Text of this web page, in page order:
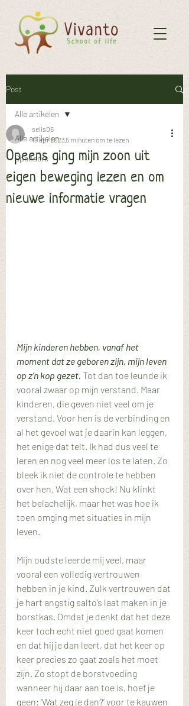
Post
Alle artikelen
Sponsors
Alle artikelen
Opeens ging mijn zoon uit
eigen beweging lezen en om
nieuwe informatie vragen
selis06
19 apr 2023 5 minuten om te lezen
Mijn kinderen hebben, vanaf het
moment dat ze geboren zijn, mijn leven
op z’n kop gezet. Tot dan toe leunde ik
vooral zwaar op mijn verstand. Maar
kinderen, die geven niet veel om je
verstand. Voor hen is de verbinding en
al het gevoel wat je daarin kan leggen,
het enige dat telt. Ik had dus veel te
leren en nog veel meer los te laten. Zo
bleek ik niet de controle te hebben
over hen. Wat een shock! Nu klinkt
het belachelijk, maar het was hoe ik
toen omging met situaties in mijn
leven.
Mijn oudste leerde mij veel, maar
vooral een volledig vertrouwen
hebben in je kind. Zulk vertrouwen dat
je hart angstig salto’s laat maken in je
borstkas. Omdat je denkt dat het deze
keer toch echt niet goed gaat komen
en dat hij je dan leert, dat het keer op
keer precies zo gaat zoals het moet
zijn. Zo stopt de borstvoeding
wanneer hij daar aan toe is, hoef je
geen: ’Wat zeg je dan?’ voor te kauwen